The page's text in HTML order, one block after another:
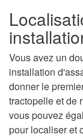
Vous avez un
installation
donner le
tractopelle et de
vous pouvez
pour localiser et